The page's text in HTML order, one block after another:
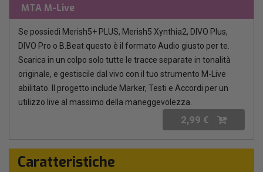
MTA M-Live
Se possiedi Merish5+ PLUS, Merish5 Xynthia2, DIVO Plus,
DIVO Pro o B.Beat questo è il formato Audio giusto per te.
Scarica in un colpo solo tutte le tracce separate in tonalità
originale, e gestiscile dal vivo con il tuo strumento M-Live
abilitato. Il progetto include Marker, Testi e Accordi per un
utilizzo live al massimo della maneggevolezza.
2,99 €
Caratteristiche